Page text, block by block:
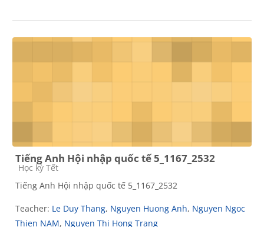
Tiếng Anh Hội nhập quốc tế 5_1167_2532
Course category
Học kỳ Tết
Tiếng Anh Hội nhập quốc tế 5_1167_2532
Teacher: Le Duy Thang, Nguyen Huong Anh, Nguyen Ngoc
Thien NAM, Nguyen Thi Hong Trang